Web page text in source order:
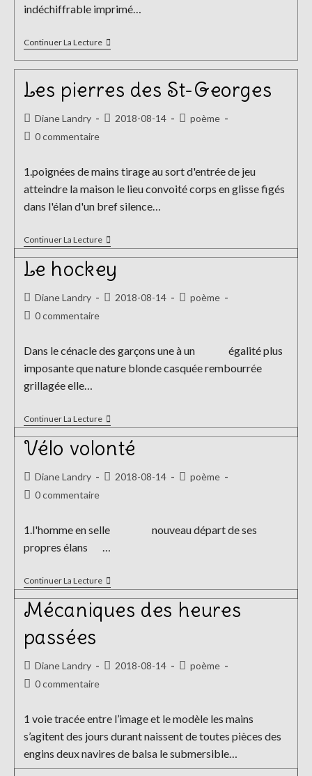
indéchiffrable imprimé…
Continuer La LectureLe
Couvre-
Siège
Les pierres des St-Georges
Auteur/autrice
de
Diane Landry
Publication
2018-08-14
Postpoème
Commentaires
publication :
0 commentaire
1.poignées de mains tirage au sort d'entrée de jeu
atteindre la maison le lieu convoité corps en glisse figés
dans l'élan d'un bref silence…
Continuer La LectureLes
Pierres
Des
St-
Georges
Le hockey
Auteur/autrice
de
Diane Landry
Publication
2018-08-14
Postpoème
Commentaires
publication :
0 commentaire
Dans le cénacle des garçons une à un égalité plus
imposante que nature blonde casquée rembourrée
grillagée elle…
Continuer La LectureLe
Hockey
Vélo volonté
Auteur/autrice
de
Diane Landry
Publication
2018-08-14
Postpoème
Commentaires
publication :
0 commentaire
1.l'homme en selle nouveau départ de ses
propres élans …
Continuer La LectureVélo
Volonté
Mécaniques des heures
passées
Auteur/autrice
de
Diane Landry
Publication
2018-08-14
Postpoème
Commentaires
publication :
0 commentaire
1 voie tracée entre l’image et le modèle les mains
s’agitent des jours durant naissent de toutes pièces des
engins deux navires de balsa le submersible…